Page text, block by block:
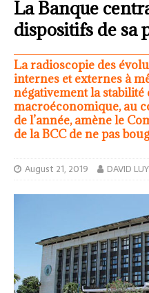
La Banque
dispositifs de sa
La radioscopie des
internes et externes à
négativement la stabilité
macroéconomique, au
de l’année, amène le
de la BCC de ne pas
August 21, 2019 DAVID